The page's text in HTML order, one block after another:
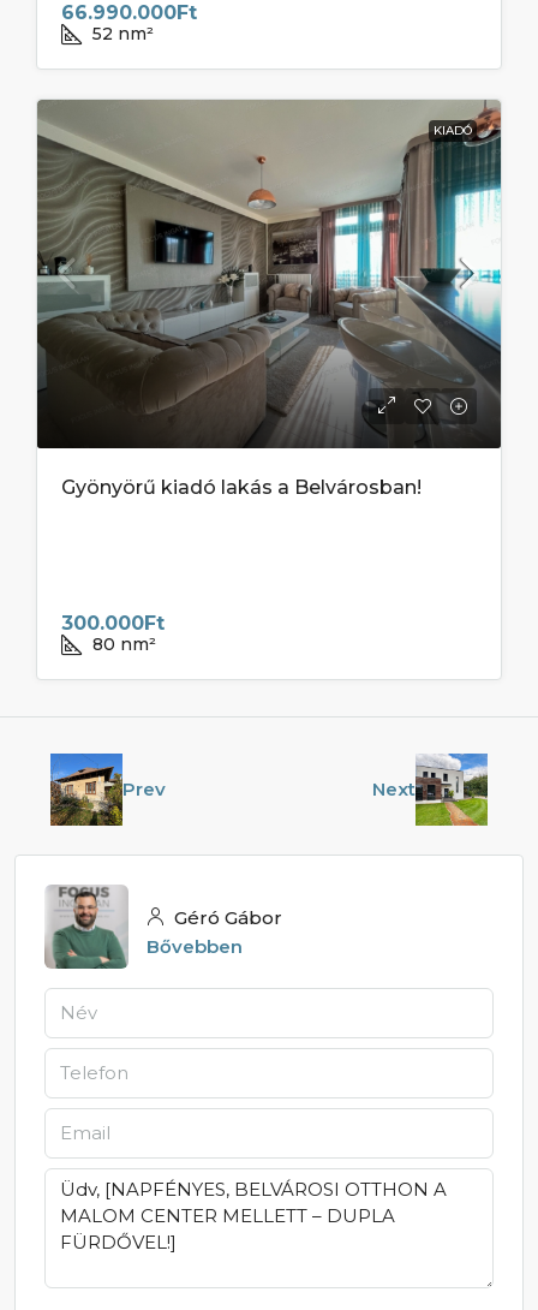
66.990.000Ft
52 nm²
KIADÓ
Gyönyörű kiadó lakás a Belvárosban!
300.000Ft
80 nm²
Prev Next
Géró Gábor
Bővebben